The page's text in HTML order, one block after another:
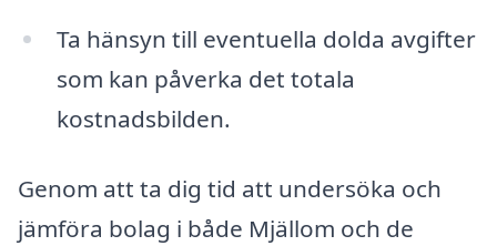
Ta hänsyn till eventuella dolda avgifter
som kan påverka det totala
kostnadsbilden.
Genom att ta dig tid att undersöka och
jämföra bolag i både Mjällom och de